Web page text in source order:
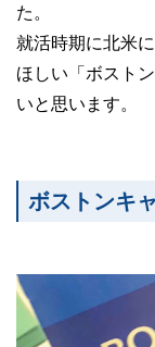
た。
就活時期に北米
ほしい「ボスト
いと思います。
ボストンキ